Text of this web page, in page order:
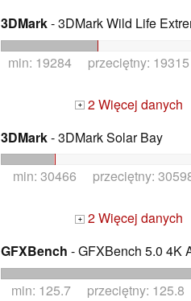
3DMark- 3DMark Wild Life
min: 19284 przeciętny:
+ 2 Więcej danych
3DMark- 3DMark Solar Bay
min: 30466 przeciętny:
+ 2 Więcej danych
GFXBench - GFXBench 5.0 4K
min: 125.7 przeciętny: